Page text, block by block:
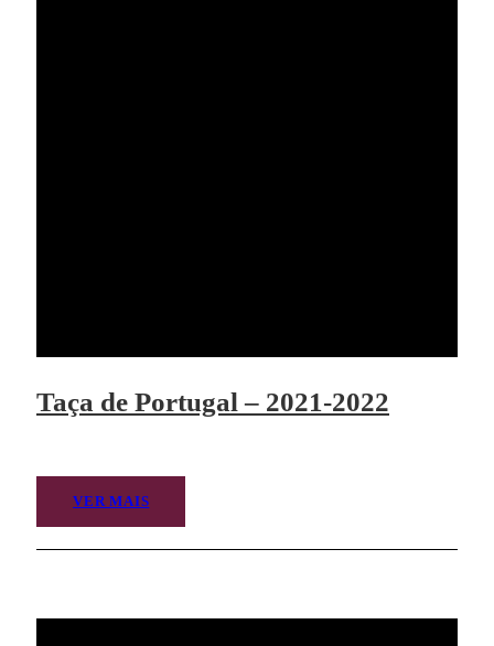
Taça de Portugal – 2021-2022
VER MAIS